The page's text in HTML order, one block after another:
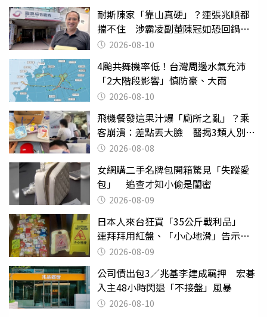
耐斯陳家「靠山真硬」？連張兆順都
擋不住 涉霸凌副董陳冠如恐回鍋國
票證2026-08-10
4颱共舞機率低！台灣周邊水氣充沛
「2大階段影響」慎防豪、大雨
2026-08-10
飛機餐發這果汁爆「廁所之亂」？乘
客崩潰：差點丟大臉 醫揭3類人別亂
喝 2026-08-08
女網購二手名牌包開箱驚見「失蹤愛
包」 追查才知小偷是閨密
2026-08-09
日本人來台狂買「35公斤戰利品」
連拜拜用紅盤、「小心地滑」告示牌
也帶回家
2026-08-09
公司債出包3／兆基李建成羈押 宏碁
入主48小時閃退「不接盤」風暴
2026-08-10